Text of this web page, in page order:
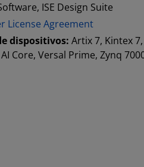
ISE Design Suite
License Agreement
dispositivos:Artix 7, Kintex
Core, Versal Prime, Zynq